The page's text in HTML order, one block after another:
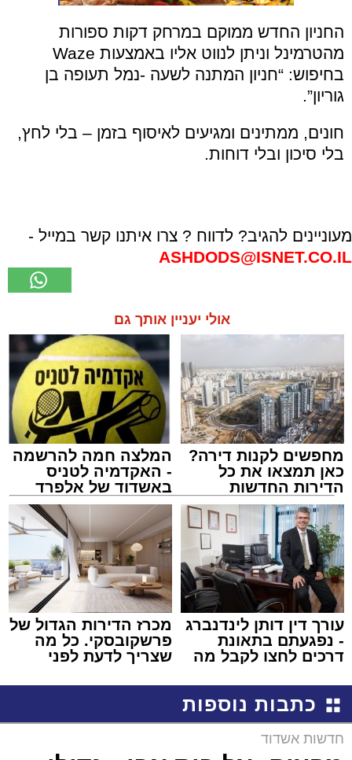
החניון החדש ממוקם במרחק דקות ספורות
מהטרמינל וניתן לנווט אליו באמצעות Waze
בחיפוש: “חניון המתנה לשעה -נמל תעופה בן
גוריון”.
חונים, ממתינים ומגיעים לאיסוף בזמן – בלי לחץ,
בלי סיכון ובלי דוחות.
מעוניינים להגיב? לדווח ? צרו איתנו קשר במייל -
ASHDODS@ISNET.CO.IL
אולי יעניין אותך גם
מחפשים לקנות דירה?
כאן תמצאו את כל
הדירות החדשות
למכירה באשדוד >>>
המלצה חמה להרשמה
- האקדמיה לטניס
באשדוד של אלפרד
קריאולנסקי - לילדים
עורך דין דותן לינדנברג
- נפגעתם בתאונת
דרכים לחצו לקבל מה
מכרז הדירות הגדול של
פרשקובסקי. כל מה
שצריך לדעת לפני
באשדוד
כתבות נוספות
חדשות אשדוד